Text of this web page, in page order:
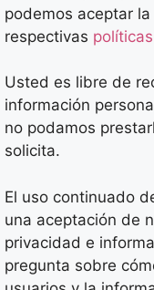
podemos aceptar
respectivas
Usted es libre de
información
no podamos
solicita.
El uso continuado
una aceptación de
privacidad e
pregunta sobre